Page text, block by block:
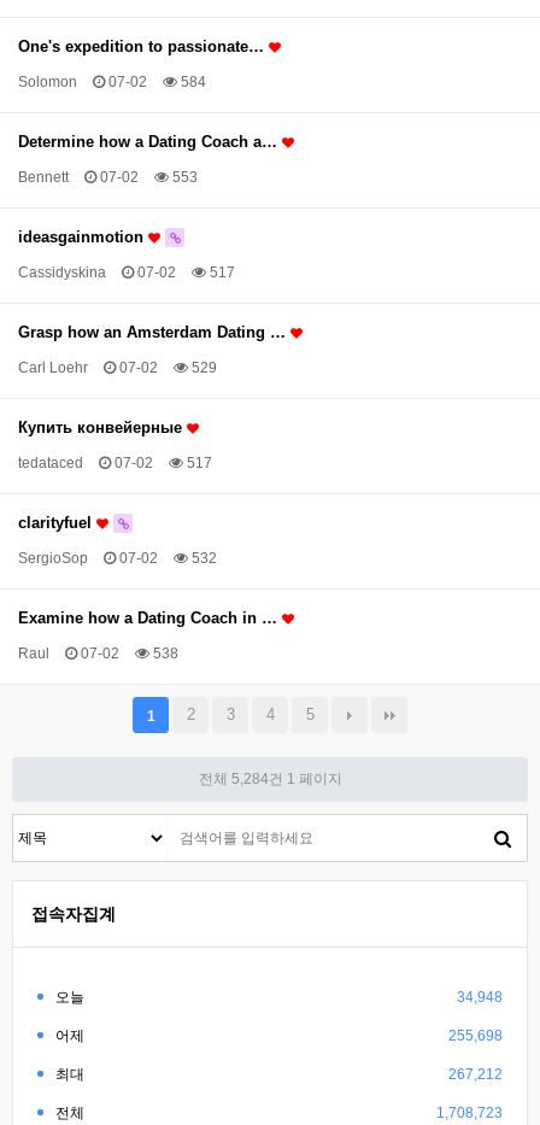
One's expedition to passionate…
Solomon 07-02 584
Determine how a Dating Coach a…
Bennett 07-02 553
ideasgainmotion
Cassidyskina 07-02 517
Grasp how an Amsterdam Dating …
Carl Loehr 07-02 529
Купить конвейерные
tedataced 07-02 517
clarityfuel
SergioSop 07-02 532
Examine how a Dating Coach in …
Raul 07-02 538
1 2 3 4 5
전체 5,284건 1 페이지
접속자집계
오늘 34,948
어제 255,698
최대 267,212
전체 1,708,723